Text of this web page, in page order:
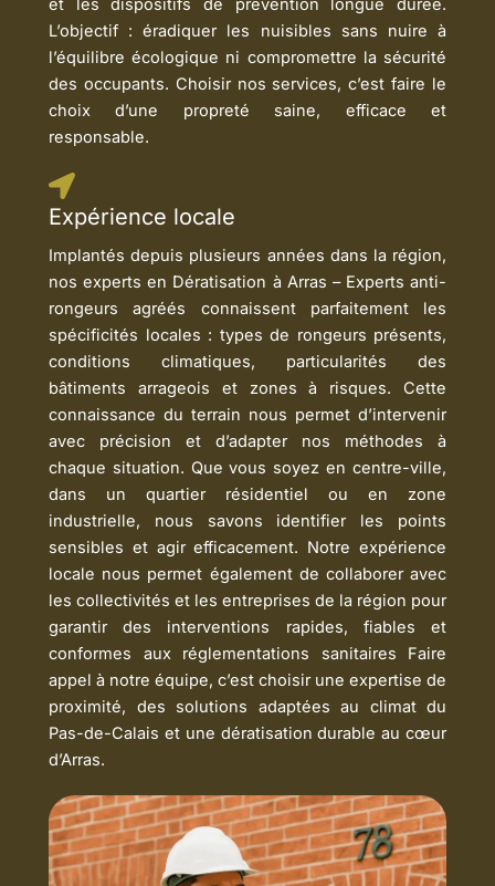
et les dispositifs de prévention longue durée.
L’objectif : éradiquer les nuisibles sans nuire à
l’équilibre écologique ni compromettre la sécurité
des occupants. Choisir nos services, c’est faire le
choix d’une propreté saine, efficace et
responsable.
Expérience locale
Implantés depuis plusieurs années dans la région,
nos experts en Dératisation à Arras – Experts anti-
rongeurs agréés connaissent parfaitement les
spécificités locales : types de rongeurs présents,
conditions climatiques, particularités des
bâtiments arrageois et zones à risques. Cette
connaissance du terrain nous permet d’intervenir
avec précision et d’adapter nos méthodes à
chaque situation. Que vous soyez en centre-ville,
dans un quartier résidentiel ou en zone
industrielle, nous savons identifier les points
sensibles et agir efficacement. Notre expérience
locale nous permet également de collaborer avec
les collectivités et les entreprises de la région pour
garantir des interventions rapides, fiables et
conformes aux réglementations sanitaires Faire
appel à notre équipe, c’est choisir une expertise de
proximité, des solutions adaptées au climat du
Pas-de-Calais et une dératisation durable au cœur
d’Arras.